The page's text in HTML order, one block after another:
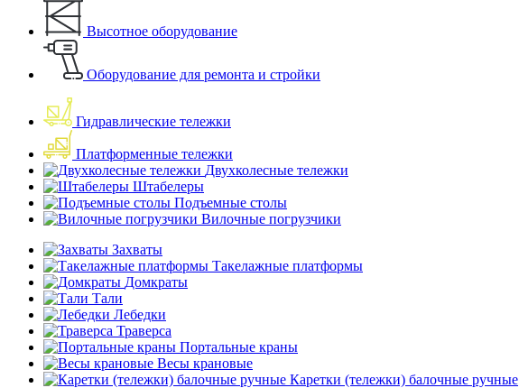
Высотное оборудование
Оборудование для ремонта и стройки
Гидравлические тележки
Платформенные тележки
Двухколесные тележки
Штабелеры
Подъемные столы
Вилочные погрузчики
Захваты
Такелажные платформы
Домкраты
Тали
Лебедки
Траверса
Портальные краны
Весы крановые
Каретки (тележки) балочные ручные